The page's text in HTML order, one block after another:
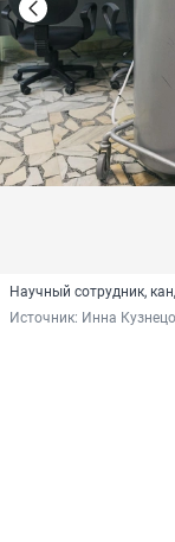
Научный сотрудник,
Источник: Инна